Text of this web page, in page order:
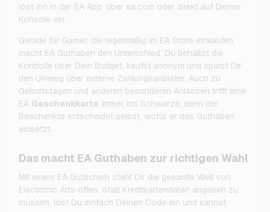
löst ihn in der EA App, über ea.com oder direkt auf Deiner
Konsole ein.
Gerade für Gamer, die regelmäßig im EA Store einkaufen,
macht EA Guthaben den Unterschied: Du behältst die
Kontrolle über Dein Budget, kaufst anonym und sparst Dir
den Umweg über externe Zahlungsanbieter. Auch zu
Geburtstagen und anderen besonderen Anlässen trifft eine
EA Geschenkkarte immer ins Schwarze, denn der
Beschenkte entscheidet selbst, wofür er das Guthaben
einsetzt.
Das macht EA Guthaben zur richtigen Wahl
Mit einem EA Gutschein steht Dir die gesamte Welt von
Electronic Arts offen. Statt Kreditkartendaten angeben zu
müssen, löst Du einfach Deinen Code ein und kannst